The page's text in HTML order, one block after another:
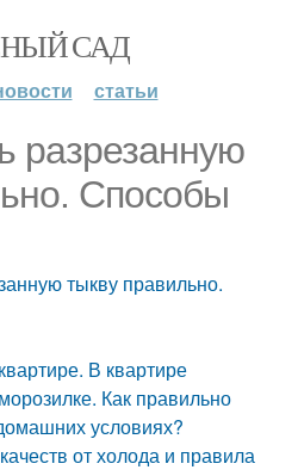
САД
статьи
разрезанную
Способы
тыкву правильно.
В квартире
Как правильно
условиях?
от холода и правила